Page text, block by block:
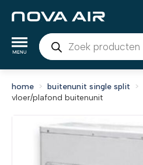
Producten
zoeken
home buitenunit single split
vloer/plafond buitenunit